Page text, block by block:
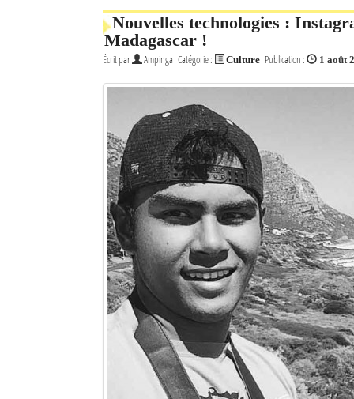
Nouvelles technologies :
Madagascar !
Écrit par Ampinga Catégorie : Culture Publication : 1 août